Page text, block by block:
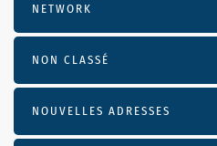
NETWORK
NON CLASSÉ
NOUVELLES ADRESSES